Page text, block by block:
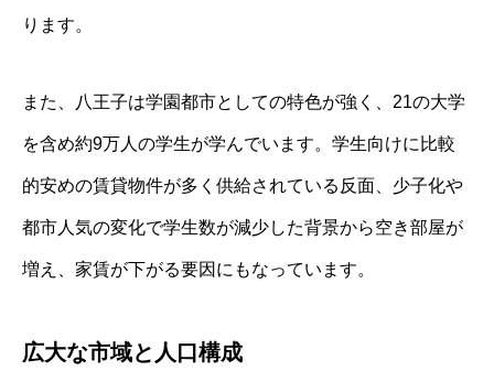
ります。
また、八王子は学園都市としての特色が強く、21の大学
を含め約9万人の学生が学んでいます。学生向けに比較
的安めの賃貸物件が多く供給されている反面、少子化や
都市人気の変化で学生数が減少した背景から空き部屋が
増え、家賃が下がる要因にもなっています。
広大な市域と人口構成